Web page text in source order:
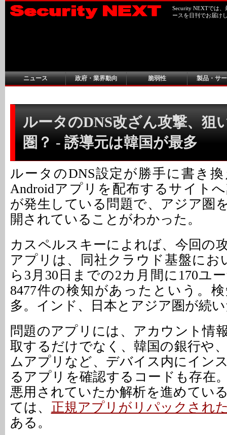
Security NEXTでは
ースを日刊でお届け
ニュース 政府・業界動向 脆弱性 製品・サ
ルータのDNS改ざん攻撃、狙
圏？ - 誘導元は韓国が最多
ルータのDNS設定が勝手に書き
Androidアプリを配布するサイト
が発生している問題で、アジア圏
開されていることがわかった。
カスペルスキーによれば、今回の
アプリは、同社クラウド基盤にお
ら3月30日までの2カ月間に170ユ
8477件の検知があったという。
多。インド、日本とアジア圏が続
問題のアプリには、アカウント情
取するだけでなく、韓国の銀行や
ムアプリなど、デバイス内にイン
るアプリを確認するコードも存在
悪用されていたか解析を進めてい
ては、 正規アプリがリパックされ
ある。